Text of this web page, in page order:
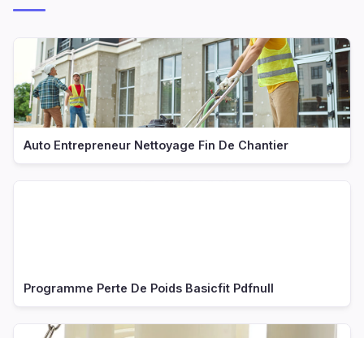
Auto Entrepreneur Nettoyage Fin De Chantier
Programme Perte De Poids Basicfit Pdfnull